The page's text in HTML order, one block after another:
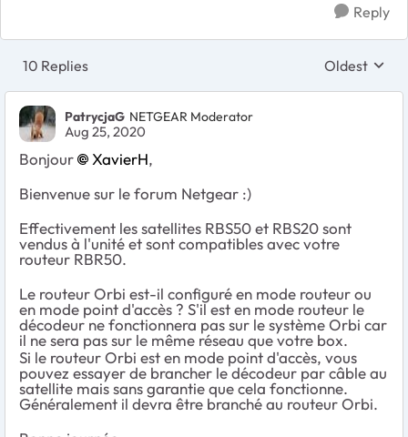
Reply
10 Replies Replies
Oldest
PatrycjaG NETGEAR Moderator
Aug 25, 2020
Bonjour XavierH,
Bienvenue sur le forum Netgear :)
Effectivement les satellites RBS50 et RBS20 sont
vendus à l'unité et sont compatibles avec votre
routeur RBR50.
Le routeur Orbi est-il configuré en mode routeur ou
en mode point d'accès ? S'il est en mode routeur le
décodeur ne fonctionnera pas sur le système Orbi car
il ne sera pas sur le même réseau que votre box.
Si le routeur Orbi est en mode point d'accès, vous
pouvez essayer de brancher le décodeur par câble au
satellite mais sans garantie que cela fonctionne.
Généralement il devra être branché au routeur Orbi.